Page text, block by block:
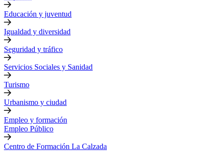
Educación y juventud
Igualdad y diversidad
Seguridad y tráfico
Servicios Sociales y Sanidad
Turismo
Urbanismo y ciudad
Empleo y formación
Empleo Público
Centro de Formación La Calzada